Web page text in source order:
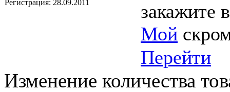
Регистрация: 28.09.2011
закажите
Мой
Перейти
Изменение количества